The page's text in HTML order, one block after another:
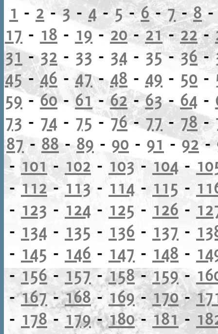
1 - 2-3 - 4-5-6-7-8
17 - 18 - 19-20-21-22-
31-32 - 33 - 34 - 35-36-
45-46-47-48 - 49 - 50 -
59 -60-61-62-63- 64 -
73 - 74 - 75 -76-77-78-
87 - 88 - 89 - 90 - 91 -92-
-101- 102 - 103- 104 -
- 112-113 - 114 - 115 -
- 123 - 124 - 125 - 126 -
- 134 - 135 - 136 - 137 -
- 145 - 146 - 147 - 148 -
-156-157-158-159-
-167-168-169-170-
- 178 - 179-180-181-